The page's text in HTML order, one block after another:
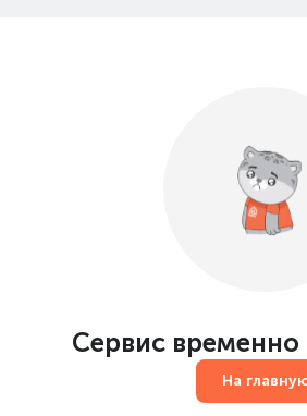
Сервис временно
На